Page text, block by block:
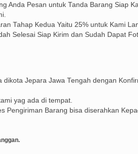
Anda Pesan untuk Tanda Barang Siap
Tahap Kedua Yaitu 25% untuk Kami
Selesai Siap Kirim dan Sudah Dapat
Jepara Jawa Tengah dengan
yag ada di tempat.
Pengiriman Barang bisa diserahkan